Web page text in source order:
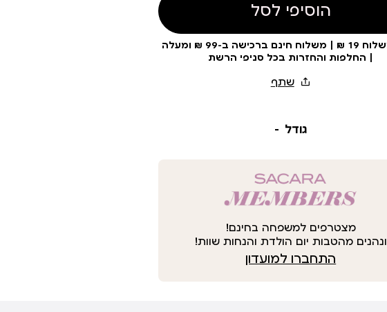
הוסיפי לסל
עלות משלוח 19 ₪ | משלוח חינם ברכישה ב-99 ₪ ומעלה
| החלפות והחזרות בכל סניפי הרשת
גודל
מצטרפים למשפחה בחינם!
ונהנים מהטבות יום הולדת והנחות שוות!
התחברו למועדון